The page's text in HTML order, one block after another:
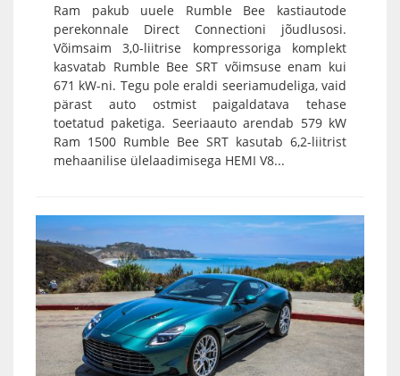
Ram pakub uuele Rumble Bee kastiautode
perekonnale Direct Connectioni jõudlusosi.
Võimsaim 3,0-liitrise kompressoriga komplekt
kasvatab Rumble Bee SRT võimsuse enam kui
671 kW-ni. Tegu pole eraldi seeriamudeliga, vaid
pärast auto ostmist paigaldatava tehase
toetatud paketiga. Seeriaauto arendab 579 kW
Ram 1500 Rumble Bee SRT kasutab 6,2-liitrist
mehaanilise ülelaadimisega HEMI V8...